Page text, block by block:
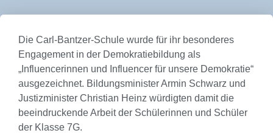
Die Carl-Bantzer-Schule wurde für ihr besonderes
Engagement in der Demokratiebildung als
„Influencerinnen und Influencer für unsere Demokratie“
ausgezeichnet. Bildungsminister Armin Schwarz und
Justizminister Christian Heinz würdigten damit die
beeindruckende Arbeit der Schülerinnen und Schüler
der Klasse 7G.